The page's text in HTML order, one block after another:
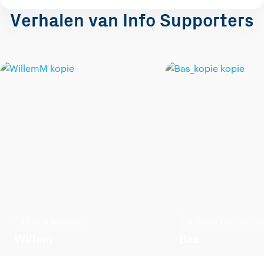
Verhalen van Info Supporters